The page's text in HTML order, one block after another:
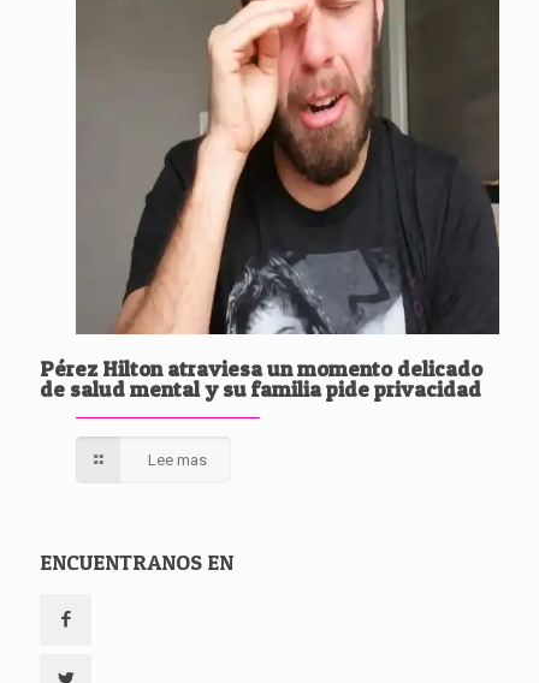
Pérez Hilton atraviesa un momento delicado
de salud mental y su familia pide privacidad
Lee mas
ENCUENTRANOS EN